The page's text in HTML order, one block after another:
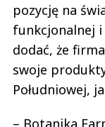
pozycję na
funkcjonalnej
dodać, że
swoje
Południowej,
– Botanika